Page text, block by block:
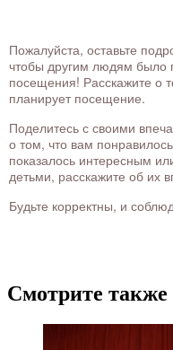
Пожалуйста, оставьте
чтобы другим людям было
посещения! Расскажите о
планирует посещение.
Поделитесь с своими
о том, что вам
показалось интересным
детьми, расскажите об их
Будьте корректны, и
Смотрите